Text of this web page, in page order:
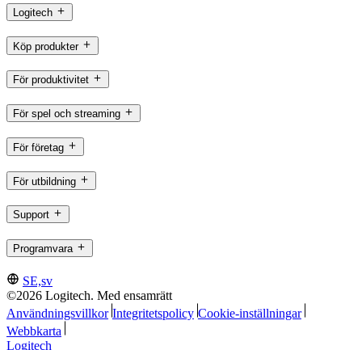
Logitech
Köp produkter
För produktivitet
För spel och streaming
För företag
För utbildning
Support
Programvara
SE,sv
©2026 Logitech. Med ensamrätt
Användningsvillkor Integritetspolicy Cookie-inställningar
Webbkarta
Logitech